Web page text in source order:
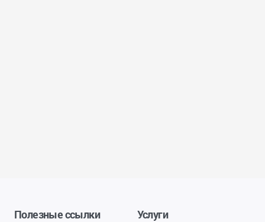
Полезные ссылки Услуги